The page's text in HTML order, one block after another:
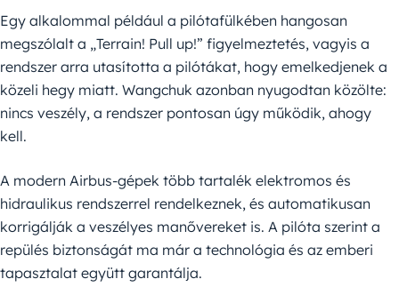
Egy alkalommal például a pilótafülkében hangosan
megszólalt a „Terrain! Pull up!” figyelmeztetés, vagyis a
rendszer arra utasította a pilótákat, hogy emelkedjenek a
közeli hegy miatt. Wangchuk azonban nyugodtan közölte:
nincs veszély, a rendszer pontosan úgy működik, ahogy
kell.
A modern Airbus-gépek több tartalék elektromos és
hidraulikus rendszerrel rendelkeznek, és automatikusan
korrigálják a veszélyes manővereket is. A pilóta szerint a
repülés biztonságát ma már a technológia és az emberi
tapasztalat együtt garantálja.